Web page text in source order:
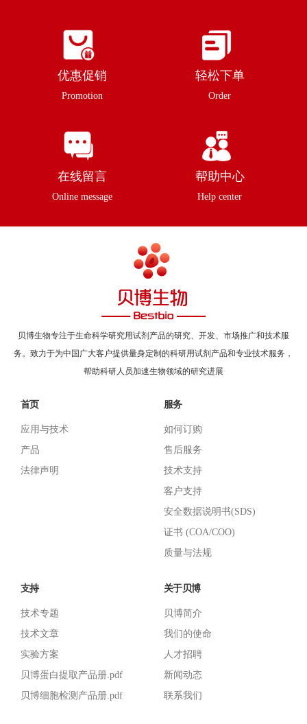
优惠促销
Promotion
轻松下单
Order
在线留言
Online message
帮助中心
Help center
贝博生物专注于生命科学研究用试剂产品的研究、开发、市场推广和技术服
务。致力于为中国广大客户提供量身定制的科研用试剂产品和专业技术服务，
帮助科研人员加速生物领域的研究进展
首页
应用与技术
产品
法律声明
服务
如何订购
售后服务
技术支持
客户支持
安全数据说明书(SDS)
证书 (COA/COO)
质量与法规
支持
技术专题
技术文章
实验方案
贝博蛋白提取产品册.pdf
贝博细胞检测产品册.pdf
关于贝博
贝博简介
我们的使命
人才招聘
新闻动态
联系我们